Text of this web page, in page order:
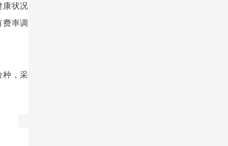
康状况
率调
种，采